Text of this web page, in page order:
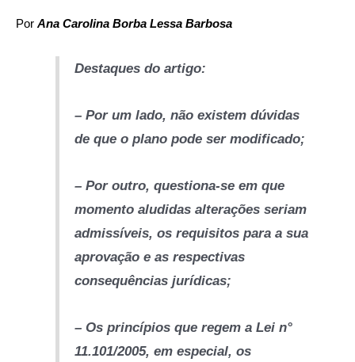
Por Ana Carolina Borba Lessa Barbosa
Destaques do artigo:
– Por um lado, não existem dúvidas
de que o plano pode ser modificado;
– Por outro, questiona-se em que
momento aludidas alterações seriam
admissíveis, os requisitos para a sua
aprovação e as respectivas
consequências jurídicas;
– Os princípios que regem a Lei n°
11.101/2005, em especial, os